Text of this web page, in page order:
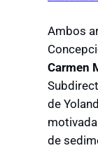
Ambos
Carmen
de
de